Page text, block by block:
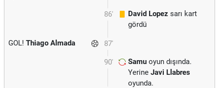
86' David Lopez sarı kart
gördü
87'
GOL! Thiago Almada
90' Samu oyun dışında.
Yerine Javi Llabres
oyunda.